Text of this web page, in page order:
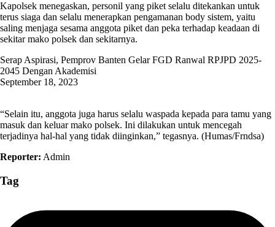
Kapolsek menegaskan, personil yang piket selalu ditekankan untuk
terus siaga dan selalu menerapkan pengamanan body sistem, yaitu
saling menjaga sesama anggota piket dan peka terhadap keadaan di
sekitar mako polsek dan sekitarnya.
Serap Aspirasi, Pemprov Banten Gelar FGD Ranwal RPJPD 2025-
2045 Dengan Akademisi
September 18, 2023
“Selain itu, anggota juga harus selalu waspada kepada para tamu yang
masuk dan keluar mako polsek. Ini dilakukan untuk mencegah
terjadinya hal-hal yang tidak diinginkan,” tegasnya. (Humas/Frndsa)
Reporter: Admin
Tag